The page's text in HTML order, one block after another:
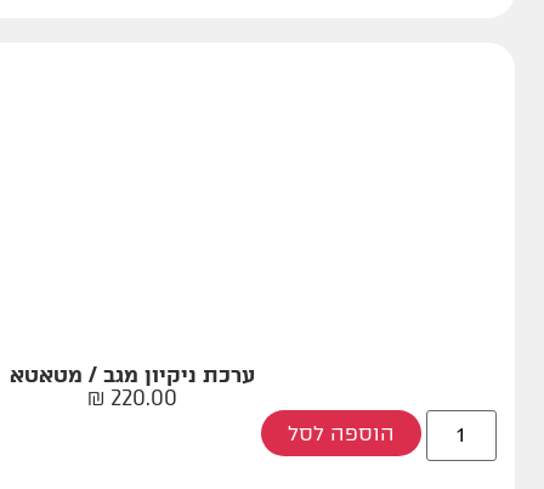
ערכת ניקיון מגב / מטאטא
220.00
₪
הוספה לסל